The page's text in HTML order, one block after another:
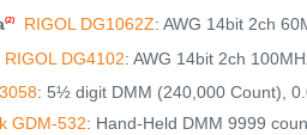
(2) RIGOL DG1062Z: AWG 14bit 2ch
RIGOL DG4102: AWG 14bit 2ch
: 5½ digit DMM (240,000 Count),
GDM-532: Hand-Held DMM 9999